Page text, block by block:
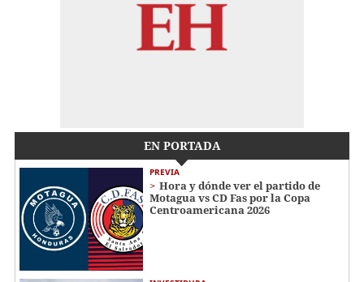
EN PORTADA
PREVIA
Hora y dónde ver el partido de
Motagua vs CD Fas por la Copa
Centroamericana 2026